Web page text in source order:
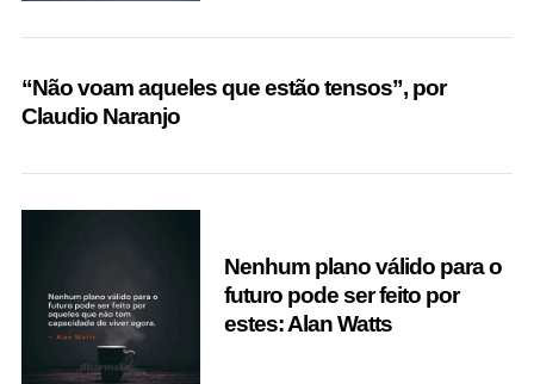
“Não voam aqueles que estão tensos”, por
Claudio Naranjo
Nenhum plano válido para o
futuro pode ser feito por
estes: Alan Watts